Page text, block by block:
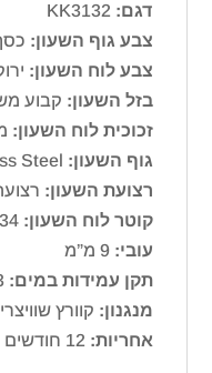
דגם: KK3132
צבע גוף השעון:
צבע לוח השעון:
בזל השעון: קבוע
זכוכית לוח השעון:
גוף השעון:
רצועת השעון:
קוטר לוח השעון: 34 מ”מ
עובי: 9 מ”מ
תקן עמידות במים:
מנגנון: קוורץ שוויצרי
אחריות: